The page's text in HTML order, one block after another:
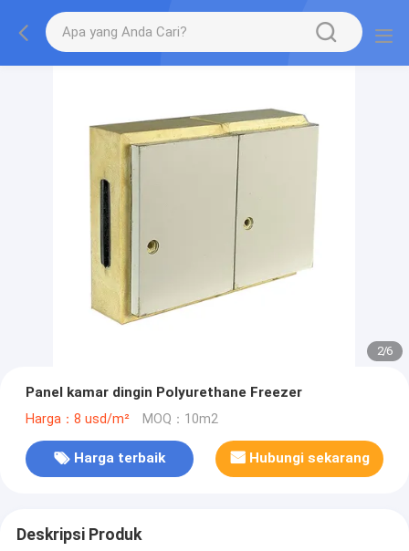
2/6
Panel kamar dingin Polyurethane Freezer
Harga：8 usd/m² MOQ：10m2
Harga terbaik Hubungi sekarang
Deskripsi Produk